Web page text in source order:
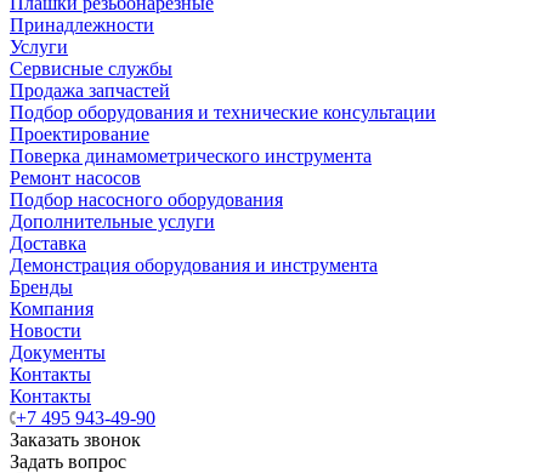
Принадлежности
Услуги
Сервисные службы
Продажа запчастей
Подбор оборудования и технические консультации
Проектирование
Поверка динамометрического инструмента
Ремонт насосов
Подбор насосного оборудования
Дополнительные услуги
Доставка
Демонстрация оборудования и инструмента
Бренды
Компания
Новости
Документы
Контакты
Контакты
+7 495 943-49-90
Заказать звонок
Задать вопрос